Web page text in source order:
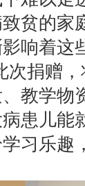
贫的家
响着这
次捐赠
教学物
患儿能
习乐趣